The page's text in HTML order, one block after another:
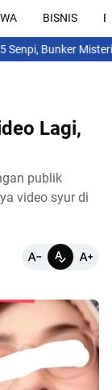
BISNIS
Bunker Misterius
Lagi,
publik
video syur di